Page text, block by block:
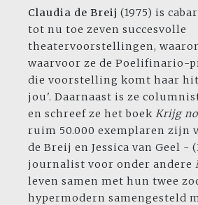
Claudia de Breij (1975) is
tot nu toe zeven succesvolle
theatervoorstellingen,
waarvoor ze de Poelifinario-
die voorstelling komt haar
jou'. Daarnaast is ze
en schreef ze het boek Krijg
ruim 50.000 exemplaren zijn
de Breij en Jessica van Geel -
journalist voor onder andere
leven samen met hun twee
hypermodern samengesteld